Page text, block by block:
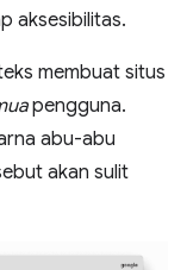
aksesibilitas.
membuat situs
pengguna.
abu-abu
akan sulit